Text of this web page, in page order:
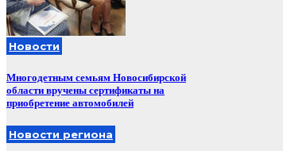
Новости
Многодетным семьям Новосибирской
области вручены сертификаты на
приобретение автомобилей
Новости региона